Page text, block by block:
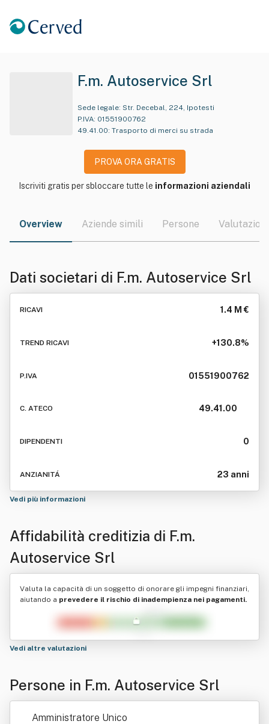
F.m. Autoservice Srl
Sede legale: Str. Decebal, 224, Ipotesti
P.IVA: 01551900762
49.41.00: Trasporto di merci su strada
PROVA ORA GRATIS
Iscriviti gratis per sbloccare tutte le informazioni aziendali
Overview Aziende simili Persone Valutazioni
Dati societari di F.m. Autoservice Srl
RICAVI 1.4 M €
TREND RICAVI +130.8%
P.IVA 01551900762
C. ATECO 49.41.00
DIPENDENTI 0
ANZIANITÁ 23 anni
Vedi più informazioni
Affidabilità creditizia di F.m.
Autoservice Srl
Valuta la capacità di un soggetto di onorare gli impegni finanziari,
aiutando a prevedere il rischio di inadempienza nei pagamenti.
Vedi altre valutazioni
Persone in F.m. Autoservice Srl
Amministratore Unico